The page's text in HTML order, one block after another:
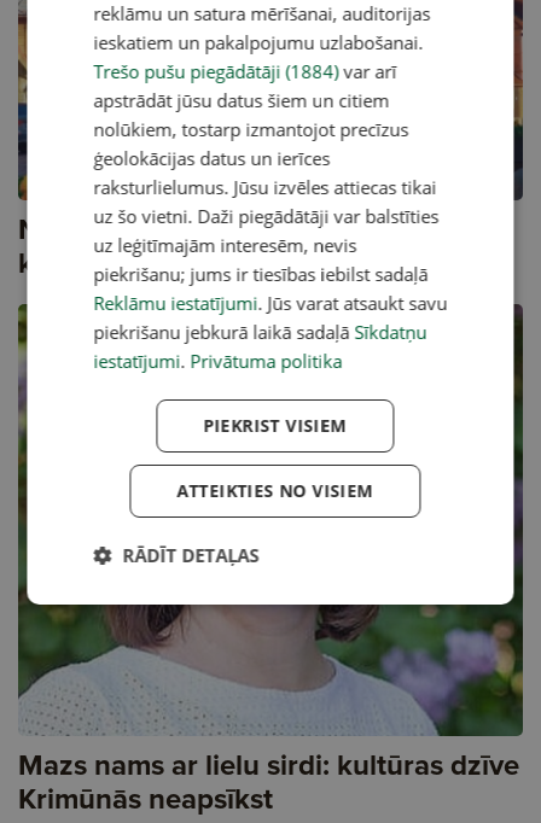
Nedēļas nogales izlase: mūzikas un
kino festivāli, pilsētas svētki
Mazs nams ar lielu sirdi: kultūras dzīve
Krimūnās neapsīkst
reklāmu un satura mērīšanai, auditorijas
ieskatiem un pakalpojumu uzlabošanai.
Trešo pušu piegādātāji (1884)var arī
apstrādāt jūsu datus šiem un citiem
nolūkiem, tostarp izmantojot precīzus
ģeolokācijas datus un ierīces
raksturlielumus. Jūsu izvēles attiecas tikai
uz šo vietni. Daži piegādātāji var balstīties
uz leģitīmajām interesēm, nevis
piekrišanu; jums ir tiesības iebilst sadaļā
Reklāmu iestatījumi. Jūs varat atsaukt savu
piekrišanu jebkurā laikā sadaļā Sīkdatņu
iestatījumi. Privātuma politika
PIEKRIST VISIEM
ATTEIKTIES NO VISIEM
RĀDĪT DETAĻAS